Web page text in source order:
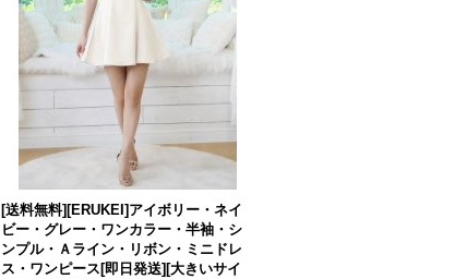
[送料無料][ERUKEI]アイボリー・ネイ
ビー・グレー・ワンカラー・半袖・シ
ンプル・Ａライン・リボン・ミニドレ
ス・ワンピース[即日発送][大きいサイ